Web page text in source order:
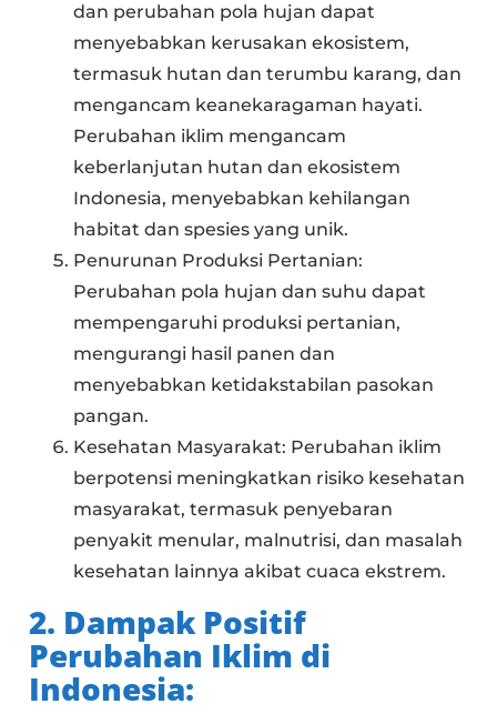
dan perubahan pola hujan dapat
menyebabkan kerusakan ekosistem,
termasuk hutan dan terumbu karang, dan
mengancam keanekaragaman hayati.
Perubahan iklim mengancam
keberlanjutan hutan dan ekosistem
Indonesia, menyebabkan kehilangan
habitat dan spesies yang unik.
Penurunan Produksi Pertanian:
Perubahan pola hujan dan suhu dapat
mempengaruhi produksi pertanian,
mengurangi hasil panen dan
menyebabkan ketidakstabilan pasokan
pangan.
Kesehatan Masyarakat: Perubahan iklim
berpotensi meningkatkan risiko kesehatan
masyarakat, termasuk penyebaran
penyakit menular, malnutrisi, dan masalah
kesehatan lainnya akibat cuaca ekstrem.
2. Dampak Positif
Perubahan Iklim di
Indonesia: